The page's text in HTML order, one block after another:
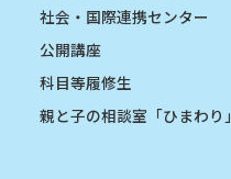
社会・国際連携センター
公開講座
科目等履修生
親と子の相談室「ひまわり」